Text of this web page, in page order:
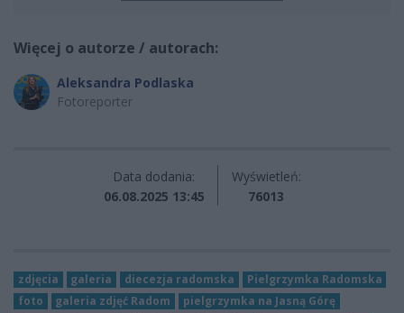
Więcej o autorze / autorach:
Aleksandra Podlaska
Fotoreporter
Data dodania:
06.08.2025 13:45
Wyświetleń:
76013
zdjęcia galeria diecezja radomska
Pielgrzymka Radomska
foto
galeria zdjęć Radom
pielgrzymka na Jasną Górę